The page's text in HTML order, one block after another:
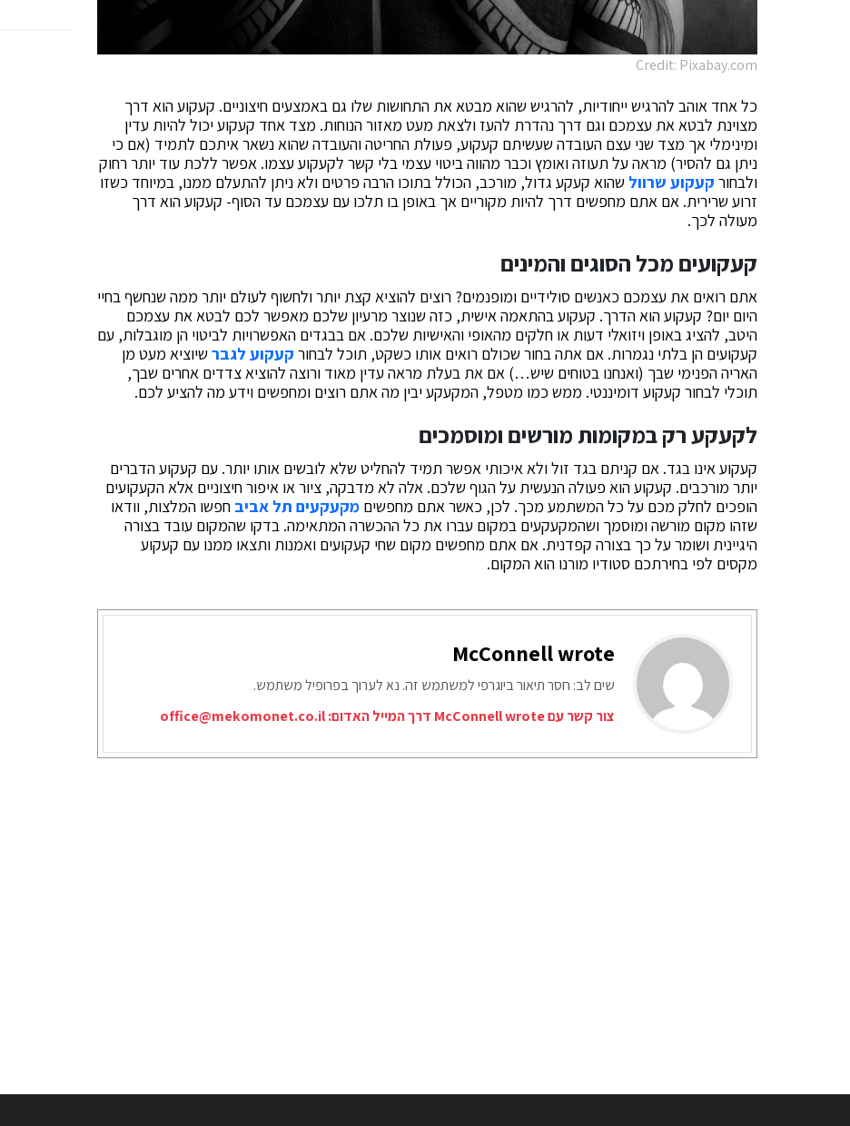
Credit: Pixabay.com
כל אחד אוהב להרגיש ייחודיות, להרגיש שהוא מבטא את התחושות שלו גם באמצעים חיצוניים. קעקוע הוא דרך
מצוינת לבטא את עצמכם וגם דרך נהדרת להעז ולצאת מעט מאזור הנוחות. מצד אחד קעקוע יכול להיות עדין
ומינימלי אך מצד שני עצם העובדה שעשיתם קעקוע, פעולת החריטה והעובדה שהוא נשאר איתכם לתמיד (אם כי
ניתן גם להסיר) מראה על תעוזה ואומץ וכבר מהווה ביטוי עצמי בלי קשר לקעקוע עצמו. אפשר ללכת עוד יותר רחוק
ולבחור קעקוע שרוול שהוא קעקע גדול, מורכב, הכולל בתוכו הרבה פרטים ולא ניתן להתעלם ממנו, במיוחד כשזו
זרוע שרירית. אם אתם מחפשים דרך להיות מקוריים אך באופן בו תלכו עם עצמכם עד הסוף- קעקוע הוא דרך
מעולה לכך.
קעקועים מכל הסוגים והמינים
אתם רואים את עצמכם כאנשים סולידיים ומופנמים? רוצים להוציא קצת יותר ולחשוף לעולם יותר ממה שנחשף בחיי
היום יום? קעקוע הוא הדרך. קעקוע בהתאמה אישית, כזה שנוצר מרעיון שלכם מאפשר לכם לבטא את עצמכם
היטב, להציג באופן ויזואלי דעות או חלקים מהאופי והאישיות שלכם. אם בבגדים האפשרויות לביטוי הן מוגבלות, עם
קעקועים הן בלתי נגמרות. אם אתה בחור שכולם רואים אותו כשקט, תוכל לבחור קעקוע לגברשיוציא מעט מן
האריה הפנימי שבך (ואנחנו בטוחים שיש…) אם את בעלת מראה עדין מאוד ורוצה להוציא צדדים אחרים שבך,
תוכלי לבחור קעקוע דומיננטי. ממש כמו מטפל, המקעקע יבין מה אתם רוצים ומחפשים וידע מה להציע לכם.
לקעקע רק במקומות מורשים ומוסמכים
קעקוע אינו בגד. אם קניתם בגד זול ולא איכותי אפשר תמיד להחליט שלא לובשים אותו יותר. עם קעקוע הדברים
יותר מורכבים. קעקוע הוא פעולה הנעשית על הגוף שלכם. אלה לא מדבקה, ציור או איפור חיצוניים אלא הקעקועים
הופכים לחלק מכם על כל המשתמע מכך. לכן, כאשר אתם מחפשים מקעקעים תל אביב חפשו המלצות, וודאו
שזהו מקום מורשה ומוסמך ושהמקעקעים במקום עברו את כל ההכשרה המתאימה. בדקו שהמקום עובד בצורה
היגיינית ושומר על כך בצורה קפדנית. אם אתם מחפשים מקום שחי קעקועים ואמנות ותצאו ממנו עם קעקוע
מקסים לפי בחירתכם סטודיו מורנו הוא המקום.
McConnell wrote
שים לב: חסר תיאור ביוגרפי למשתמש זה. נא לערוך בפרופיל משתמש.
צור קשר עם McConnell wrote דרך המייל האדום:
office@mekomonet.co.il